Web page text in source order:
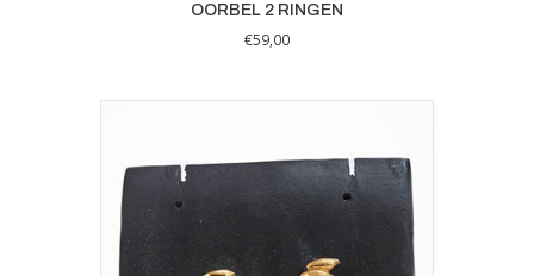
OORBEL 2 RINGEN
€59,00